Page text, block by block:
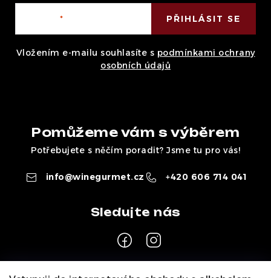
Pomůžeme vám s výběrem
Potřebujete s něčím poradit? Jsme tu pro vás!
info@winegurmet.cz +420 606 714 041
Vložením e-mailu souhlasíte s podmínkami ochrany
osobních údajů
PŘIHLÁSIT SE
Z